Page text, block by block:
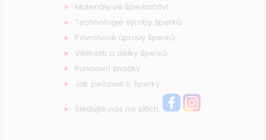
Materiály ve šperkařství
Technologie výroby šperků
Povrchové úpravy šperků
Velikosti a délky šperků
Puncovní značky
Jak pečovat o šperky
Sledujte nás na sítích: